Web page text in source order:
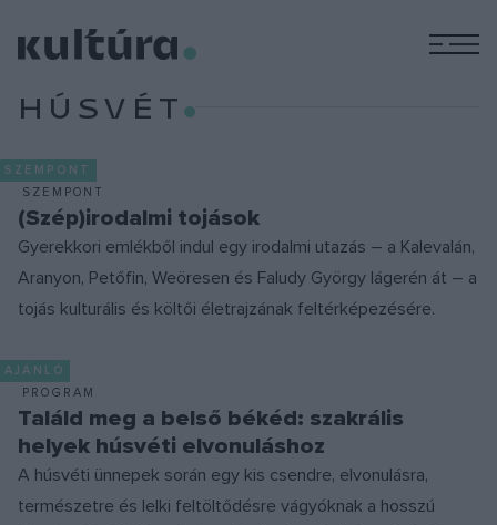
HÚSVÉT
SZEMPONT
SZEMPONT
(Szép)irodalmi tojások
Gyerekkori emlékből indul egy irodalmi utazás – a Kalevalán,
Aranyon, Petőfin, Weöresen és Faludy György lágerén át – a
tojás kulturális és költői életrajzának feltérképezésére.
AJÁNLÓ
PROGRAM
Találd meg a belső békéd: szakrális
helyek húsvéti elvonuláshoz
A húsvéti ünnepek során egy kis csendre, elvonulásra,
természetre és lelki feltöltődésre vágyóknak a hosszú